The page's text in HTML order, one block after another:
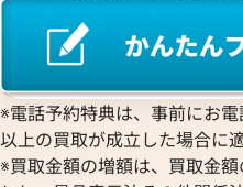
ワ行
※電話予約特典は、事前にお
以上の買取が成立した場合に
※買取金額の増額は、買取金